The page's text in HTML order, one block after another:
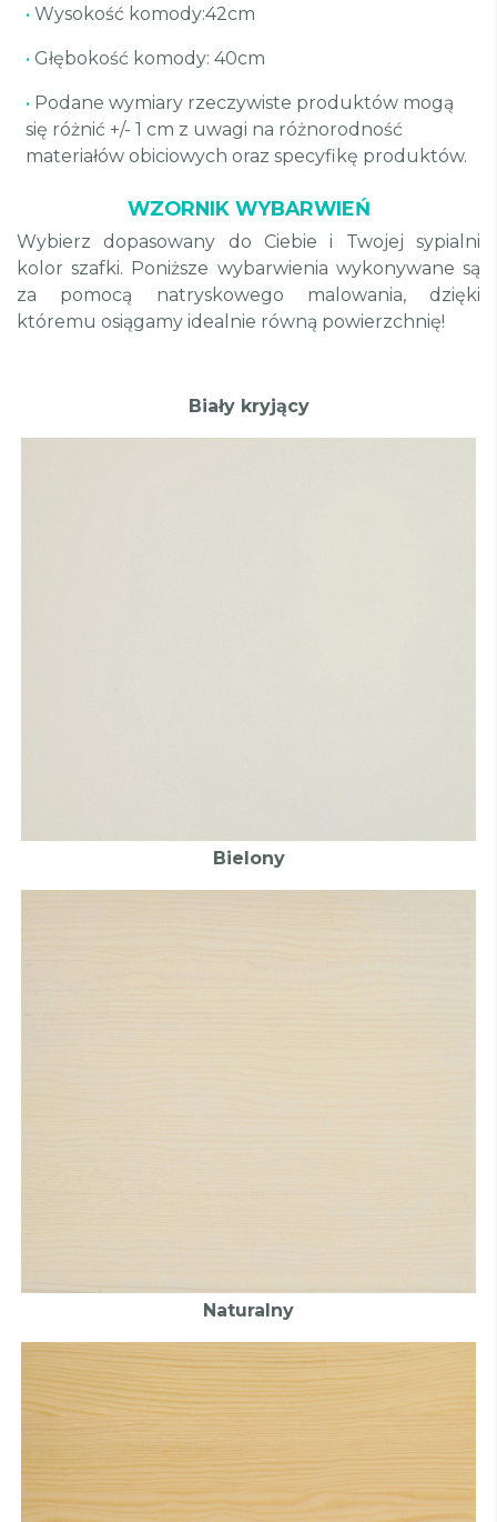
• Wysokość komody:42cm
• Głębokość komody: 40cm
• Podane wymiary rzeczywiste produktów mogą
się różnić +/- 1 cm z uwagi na różnorodność
materiałów obiciowych oraz specyfikę produktów.
WZORNIK WYBARWIEŃ
Wybierz dopasowany do Ciebie i Twojej sypialni
kolor szafki. Poniższe wybarwienia wykonywane są
za pomocą natryskowego malowania, dzięki
któremu osiągamy idealnie równą powierzchnię!
Biały kryjący
Bielony
Naturalny